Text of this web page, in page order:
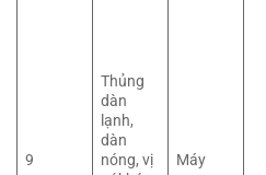
9
Thủng
dàn
lạnh,
dàn
nóng, vị
Máy